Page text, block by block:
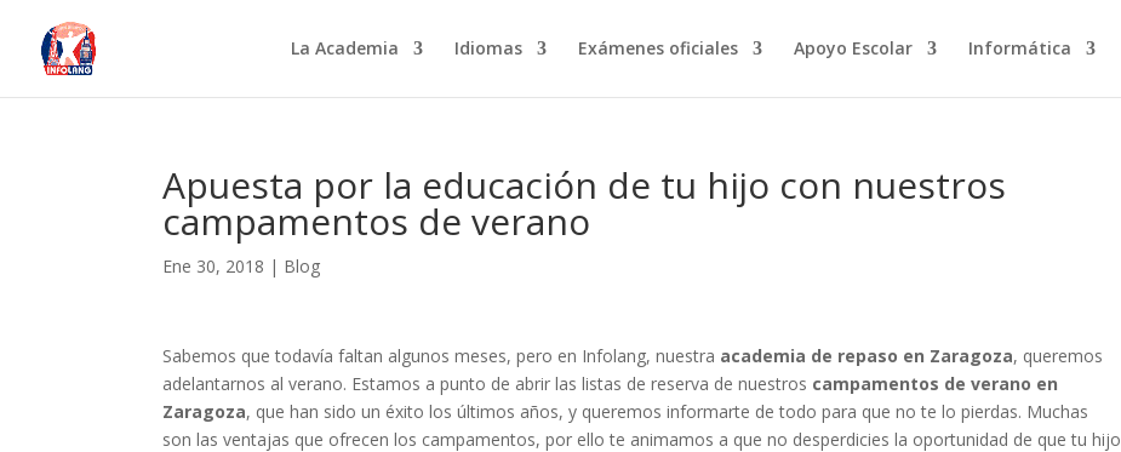
La Academia Idiomas Exámenes oficiales Apoyo Escolar Informática
Apuesta por la educación de tu hijo con nuestros
campamentos de verano
Ene 30, 2018 | Blog
Sabemos que todavía faltan algunos meses, pero en Infolang, nuestra academia de repaso en Zaragoza, queremos
adelantarnos al verano. Estamos a punto de abrir las listas de reserva de nuestros campamentos de verano en
Zaragoza, que han sido un éxito los últimos años, y queremos informarte de todo para que no te lo pierdas. Muchas
son las ventajas que ofrecen los campamentos, por ello te animamos a que no desperdicies la oportunidad de que tu hijo